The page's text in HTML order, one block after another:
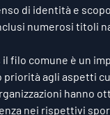
di identità e
numerosi titoli
filo comune è un
priorità agli aspetti
hanno
nei rispettivi